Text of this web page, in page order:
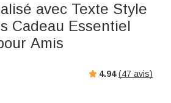
avec Texte Style
Cadeau Essentiel
Amis
4.94 (47 avis)